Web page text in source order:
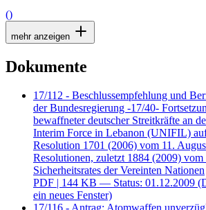
()
mehr anzeigen
Dokumente
17/112 - Beschlussempfehlung und
der Bundesregierung -17/40-
bewaffneter deutscher Streitkräfte an
Interim Force in Lebanon (UNIFIL)
Resolution 1701 (2006) vom 11.
Resolutionen, zuletzt 1884 (2009)
Sicherheitsrates der Vereinten Nationen
PDF | 144 KB — Status: 01.12.2009
ein neues Fenster)